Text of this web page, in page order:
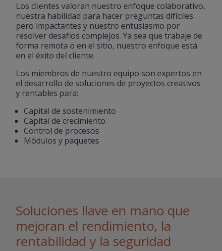
Los clientes valoran nuestro enfoque colaborativo,
nuestra habilidad para hacer preguntas difíciles
pero impactantes y nuestro entusiasmo por
resolver desafíos complejos. Ya sea que trabaje de
forma remota o en el sitio, nuestro enfoque está
en el éxito del cliente.
Los miembros de nuestro equipo son expertos en
el desarrollo de soluciones de proyectos creativos
y rentables para:
Capital de sostenimiento
Capital de crecimiento
Control de procesos
Módulos y paquetes
Soluciones llave en mano que
mejoran el rendimiento, la
rentabilidad y la seguridad